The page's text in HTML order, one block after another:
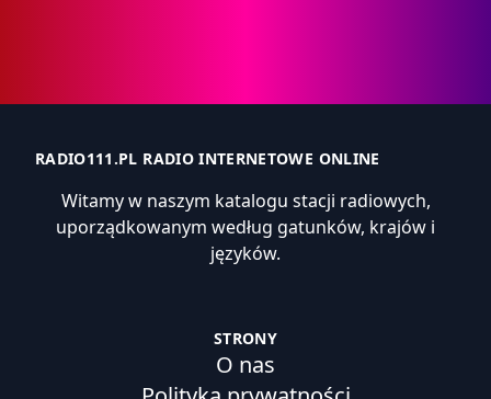
RADIO111.PL RADIO INTERNETOWE ONLINE
Witamy w naszym katalogu stacji radiowych,
uporządkowanym według gatunków, krajów i
języków.
STRONY
O nas